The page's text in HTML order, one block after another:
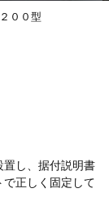
２００型
置し、据付説明書
正しく固定して